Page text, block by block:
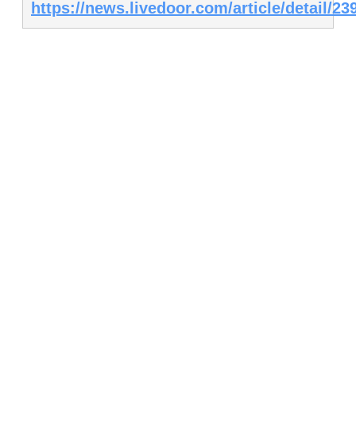
https://news.livedoor.com/article/detail/